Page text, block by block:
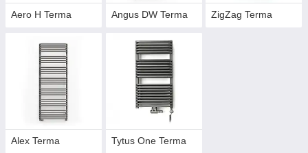
Aero H Terma Angus DW Terma ZigZag Terma
Alex Terma Tytus One Terma